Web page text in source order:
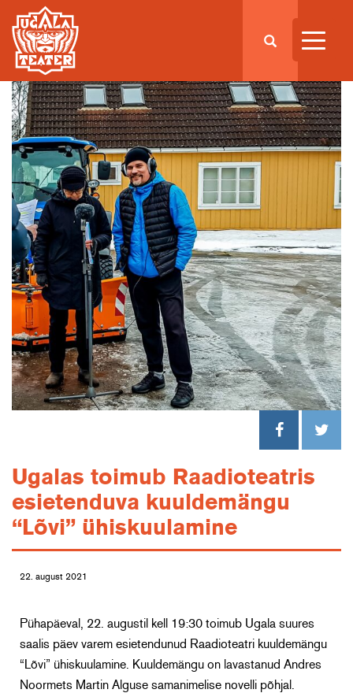
Ugalas toimub Raadioteatris
esietenduva kuuldemängu
“Lõvi” ühiskuulamine
22. august 2021
Pühapäeval, 22. augustil kell 19:30 toimub Ugala suures
saalis päev varem esietendunud Raadioteatri kuuldemängu
“Lõvi” ühiskuulamine. Kuuldemängu on lavastanud Andres
Noormets Martin Alguse samanimelise novelli põhjal.